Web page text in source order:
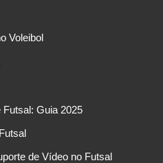
Voleibol
Guia 2025
de Vídeo no Futsal